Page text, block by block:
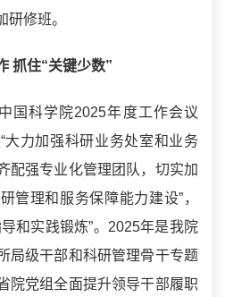
修班。
抓住“关键少数”
国科学院2025年度工作会议
大力加强科研业务处室和业务
配强专业化管理团队，切实加
管理和服务保障能力建设”，
和实践锻炼”。2025年是我院
局级干部和科研管理骨干专题
院党组全面提升领导干部履职